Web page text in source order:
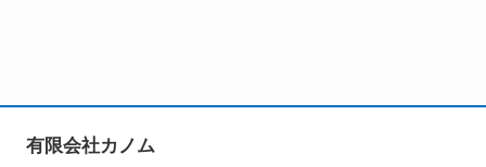
有限会社カノム